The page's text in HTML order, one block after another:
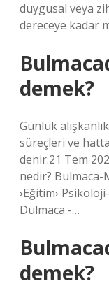
duygusal veya
dereceye kadar
demek?
Günlük
süreçleri ve
denir.21 Tem
nedir?
›Eğitim›
Dulmaca -…
demek?